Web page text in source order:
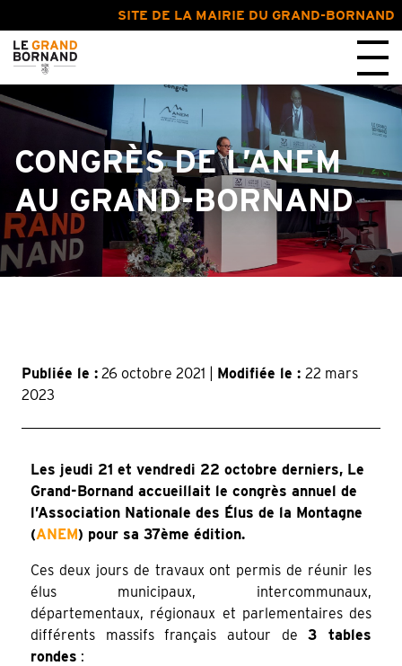
SITE DE LA MAIRIE DU GRAND-BORNAND
CONGRÈS DE L’ANEM
AU GRAND-BORNAND
Publiée le : 26 octobre 2021 | Modifiée le : 22 mars
2023
Les jeudi 21 et vendredi 22 octobre derniers, Le
Grand-Bornand accueillait le congrès annuel de
l’Association Nationale des Élus de la Montagne
(ANEM) pour sa 37ème édition.
Ces deux jours de travaux ont permis de réunir les
élus municipaux, intercommunaux,
départementaux, régionaux et parlementaires des
différents massifs français autour de3 tables
rondes :